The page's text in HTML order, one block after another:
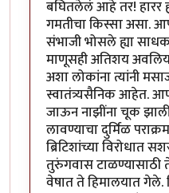
बघितलेलं आहे तर! हारर
गमतीचा किस्सा असा.
संभाजी भोसले ह्या
माणूसही अतिशय
अशा लोकांना त्यांनी
स्वातंत्र्यसैनिक आहेत.
जाऊन नाझींना चूक
लावण्याचा दुर्मिळ
ब्रिटिशांच्या विरोधात
तुरुंगवास टाळण्यासाठी
वेषात ते हिमालयात